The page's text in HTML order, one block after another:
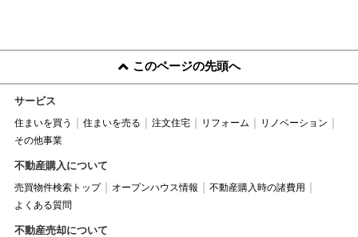
このページの先頭へ
サービス
住まいを買う 住まいを売る 注文住宅 リフォーム
リノベーション
その他事業
不動産購入について
売買物件検索トップ オープンハウス情報
不動産購入時の諸費用
よくある質問
不動産売却について